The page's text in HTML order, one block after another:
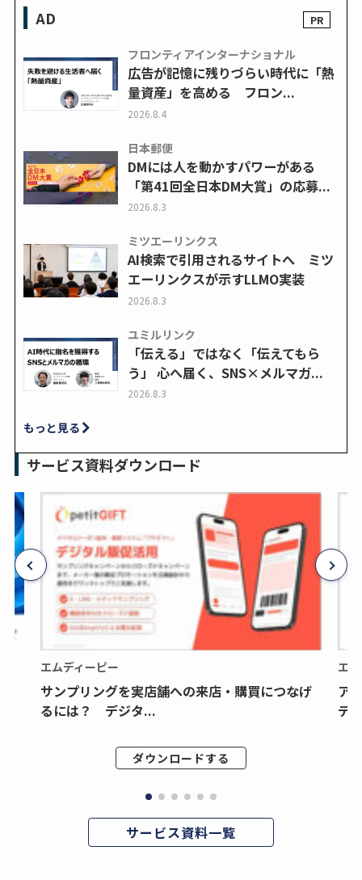
AD
フロンティアインターナショナル
広告が記憶に残りづらい時代に「熱
量資産」を高める フロン...
2026.8.4
日本郵便
DMには人を動かすパワーがある
「第41回全日本DM大賞」の応募...
2026.8.3
ミツエーリンクス
AI検索で引用されるサイトへ ミツ
エーリンクスが示すLLMO実装
2026.8.3
ユミルリンク
「伝える」ではなく「伝えてもら
う」 心へ届く、SNS×メルマガ...
2026.8.3
もっと見る
サービス資料ダウンロード
エムディーピー
サンプリングを実店舗への来店・購買につなげ
るには？ デジタ...
ダウンロードする
エ
ア
デ
サービス資料一覧